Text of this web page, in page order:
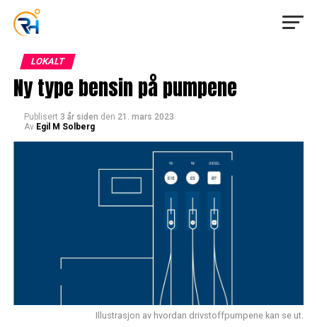
LOKALT
Ny type bensin på pumpene
Publisert 3 år siden den 21. mars 2023
Av Egil M Solberg
Illustrasjon av hvordan drivstoffpumpene kan se ut.